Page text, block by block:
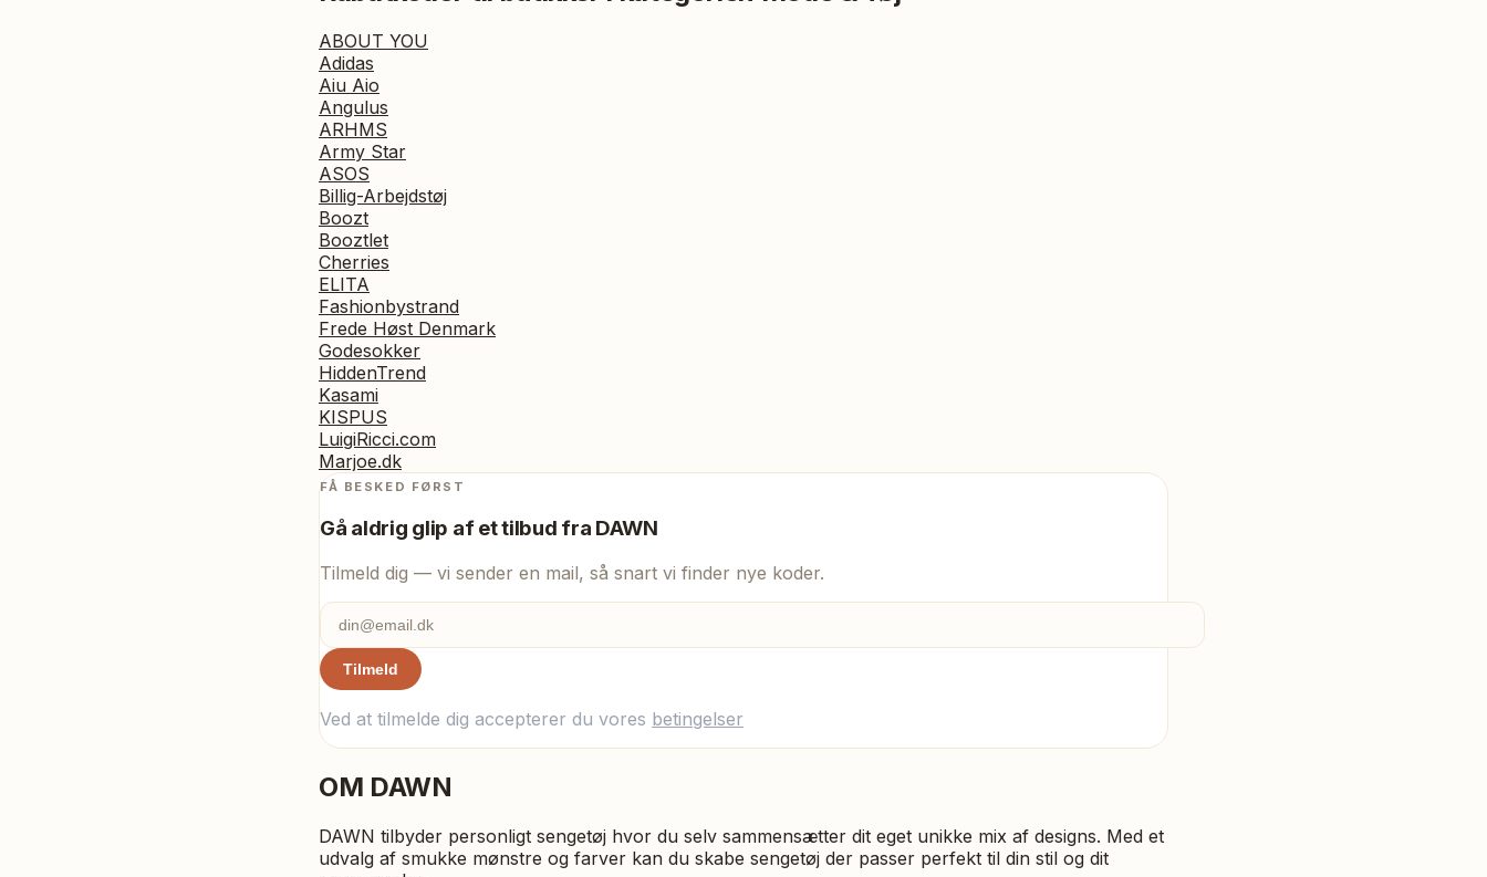
ABOUT YOU
Adidas
Aiu Aio
Angulus
ARHMS
Army Star
ASOS
Billig-Arbejdstøj
Boozt
Booztlet
Cherries
ELITA
Fashionbystrand
Frede Høst Denmark
Godesokker
HiddenTrend
Kasami
KISPUS
LuigiRicci.com
Marjoe.dk
FÅ BESKED FØRST
Gå aldrig glip af et tilbud fra DAWN
Tilmeld dig — vi sender en mail, så snart vi finder nye koder.
Tilmeld
Ved at tilmelde dig accepterer du vores betingelser
OM DAWN
DAWN tilbyder personligt sengetøj hvor du selv sammensætter dit eget unikke mix af designs. Med et
udvalg af smukke mønstre og farver kan du skabe sengetøj der passer perfekt til din stil og dit